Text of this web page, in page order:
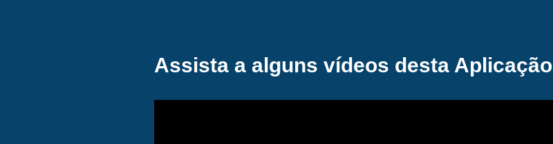
Assista a alguns vídeos desta Aplicação